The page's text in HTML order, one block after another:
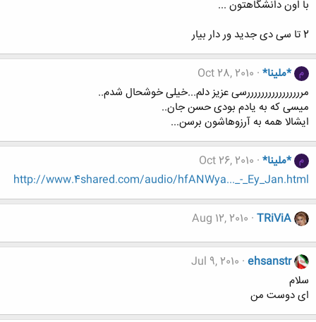
با اون دانشگاهتون ...
2 تا سی دی جدید ور دار بیار
م *ملینا* Oct 28, 2010
مررررررررررررررررسی عزیز دلم...خیلی خوشحال شدم..
میسی که به یادم بودی حسن جان..
ایشالا همه به آرزوهاشون برسن...
م *ملینا* Oct 26, 2010
http://www.4shared.com/audio/hfANWya..._-_Ey_Jan.html
TRiViA
Aug 12, 2010
ehsanstr
Jul 9, 2010
سلام
ای دوست من